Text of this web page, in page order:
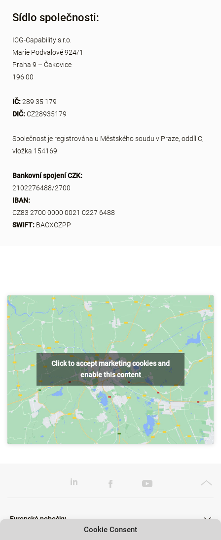
Cookie Consent
Sídlo společnosti:
ICG-Capability s.r.o.
Marie Podvalové 924/1
Praha 9 – Čakovice
196 00
IČ:289 35 179
DIČ:CZ28935179
Společnost je registrována u Městského soudu v Praze, oddíl C,
vložka 154169.
Bankovní spojení CZK:
2102276488/2700
IBAN:
CZ83 2700 0000 0021 0227 6488
SWIFT: BACXCZPP
Click to accept marketing cookies and
enable this content
Evropské pobočky